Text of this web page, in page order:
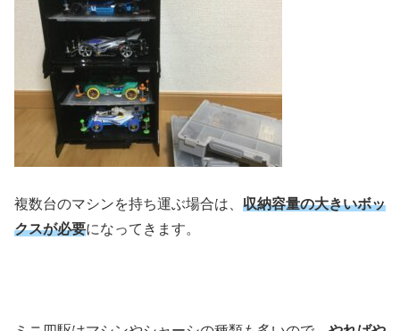
複数台のマシンを持ち運ぶ場合は、 収納容量の大きいボッ
クスが必要になってきます。